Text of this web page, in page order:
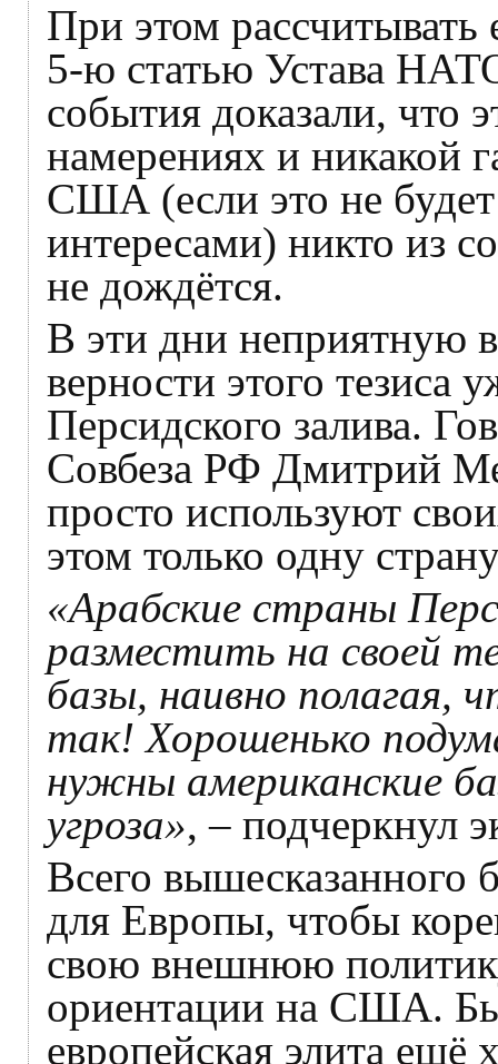
При этом
5-ю статью Устава
события доказали, что
намерениях и никакой
США (если это не будет
интересами) никто из
не дождётся.
В эти дни неприятную
верности этого тезиса
Персидского залива.
Совбеза РФ Дмитрий
просто используют
этом только одну
«Арабские страны
разместить на своей
базы, наивно полагая,
так! Хорошенько
нужны американские
угроза», – подчеркнул
Всего вышесказанного
для Европы, чтобы
свою внешнюю
ориентации на США.
европейская элита